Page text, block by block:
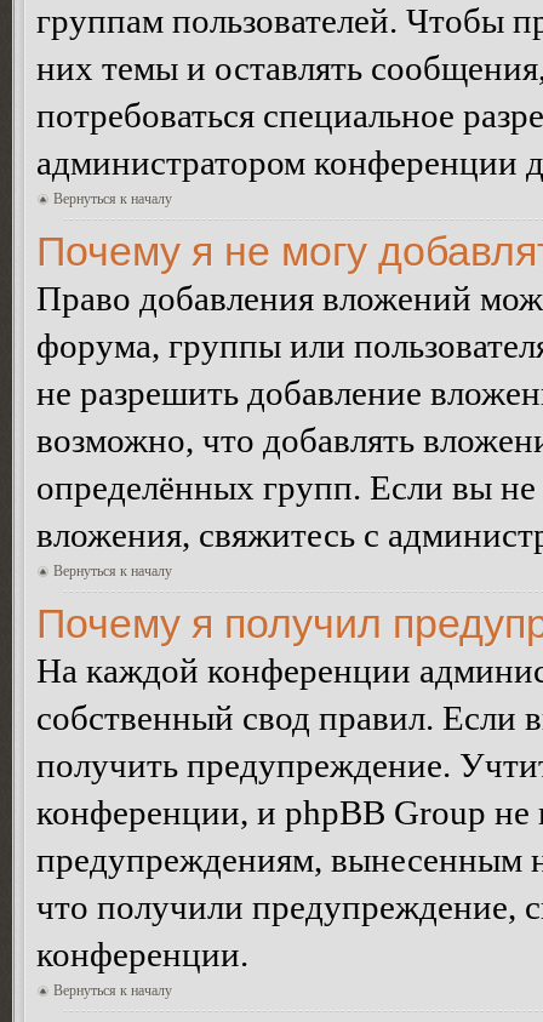
группам пользователей. Чтобы
них темы и оставлять
потребоваться специальное
администратором конференции
Вернуться к началу
Почему я не могу
Право добавления вложений
форума, группы или
не разрешить добавление
возможно, что добавлять
определённых групп. Если вы не
вложения, свяжитесь с
Вернуться к началу
Почему я получил
На каждой конференции
собственный свод правил.
получить предупреждение.
конференции, и phpBB Group не
предупреждениям, вынесенным
что получили предупреждение,
конференции.
Вернуться к началу